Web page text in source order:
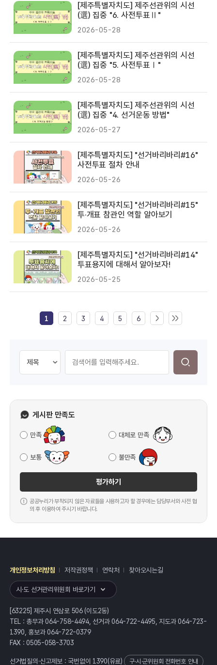
[제주특별자치도] 제주선관위의 시선
(選) 집중 "6. 사전투표Ⅱ"
2026-05-28
[제주특별자치도] 제주선관위의 시선
(選) 집중 "5. 사전투표Ⅰ"
2026-05-28
[제주특별자치도] 제주선관위의 시선
(選) 집중 "4. 선거운동 방법"
2026-05-27
[제주특별자치도] "선거바리바리#16"
사전투표 절차 안내
2026-05-26
[제주특별자치도] "선거바리바리#15"
투·개표 참관인 역할 알아보기
2026-05-26
[제주특별자치도] "선거바리바리#14"
투표용지에 대해서 알아보자!
2026-05-25
1 2 3 4 5 6
게시판 만족도
만족 대체로 만족
보통 불만족
평가하기
공공누리가 부착되지 않은 자료들을 사용하고자 할 경우에는 담당부서와 사전 협
의 후 이용하여 주시기 바랍니다.
개인정보처리방침 저작권정책 연락처 찾아오시는길
시·도 선거관리위원회 바로가기
[63225] 제주시 연삼로 506 (이도2동)
TEL : 총무과 064-758-4494, 선거과 064-722-4495, 지도과 064-723-
1390, 홍보과 064-722-0379
FAX : 0505-058-3703
선거법질의·신고제보 : 국번없이 1390(유료) 구·시·군위원회 전화번호 안내